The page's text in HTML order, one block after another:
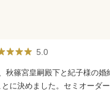
5.0
秋篠宮皇嗣殿下と紀子様の
に決めました。セミオーダ